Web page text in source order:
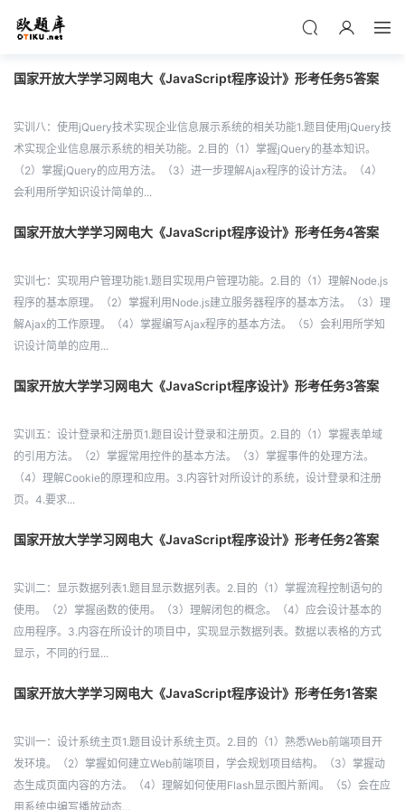
国家开放大学学习网电大《JavaScript程序设计》形考任务5答案
实训八：使用jQuery技术实现企业信息展示系统的相关功能1.题目使用jQuery技
术实现企业信息展示系统的相关功能。2.目的（1）掌握jQuery的基本知识。
（2）掌握jQuery的应用方法。（3）进一步理解Ajax程序的设计方法。（4）
会利用所学知识设计简单的...
国家开放大学学习网电大《JavaScript程序设计》形考任务4答案
实训七：实现用户管理功能1.题目实现用户管理功能。2.目的（1）理解Node.js
程序的基本原理。（2）掌握利用Node.js建立服务器程序的基本方法。（3）理
解Ajax的工作原理。（4）掌握编写Ajax程序的基本方法。（5）会利用所学知
识设计简单的应用...
国家开放大学学习网电大《JavaScript程序设计》形考任务3答案
实训五：设计登录和注册页1.题目设计登录和注册页。2.目的（1）掌握表单域
的引用方法。（2）掌握常用控件的基本方法。（3）掌握事件的处理方法。
（4）理解Cookie的原理和应用。3.内容针对所设计的系统，设计登录和注册
页。4.要求...
国家开放大学学习网电大《JavaScript程序设计》形考任务2答案
实训二：显示数据列表1.题目显示数据列表。2.目的（1）掌握流程控制语句的
使用。（2）掌握函数的使用。（3）理解闭包的概念。（4）应会设计基本的
应用程序。3.内容在所设计的项目中，实现显示数据列表。数据以表格的方式
显示，不同的行显...
国家开放大学学习网电大《JavaScript程序设计》形考任务1答案
实训一：设计系统主页1.题目设计系统主页。2.目的（1）熟悉Web前端项目开
发环境。（2）掌握如何建立Web前端项目，学会规划项目结构。（3）掌握动
态生成页面内容的方法。（4）理解如何使用Flash显示图片新闻。（5）会在应
用系统中编写播放动态...